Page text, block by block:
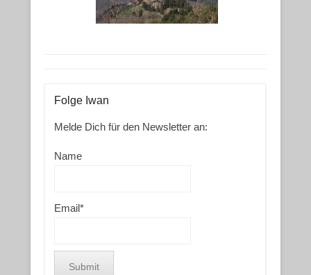
Folge Iwan
Melde Dich für den Newsletter an:
Name
Email*